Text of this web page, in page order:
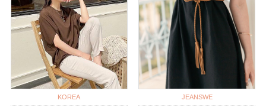
KOREA JEANSWE